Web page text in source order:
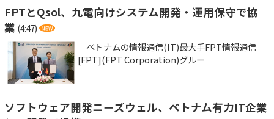
FPTとQsol、九電向けシステム開発・運用保守で協
業 (4:47)
ベトナムの情報通信(IT)最大手FPT情報通信
[FPT](FPT Corporation)グルー
ソフトウェア開発ニーズウェル、ベトナム有力IT企業